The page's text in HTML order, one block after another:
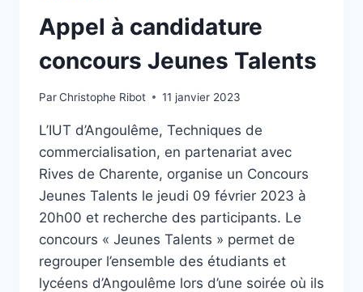
Appel à candidature
concours Jeunes Talents
ParChristophe Ribot 11 janvier 2023
L’IUT d’Angoulême, Techniques de
commercialisation, en partenariat avec
Rives de Charente, organise un Concours
Jeunes Talents le jeudi 09 février 2023 à
20h00 et recherche des participants. Le
concours « Jeunes Talents » permet de
regrouper l’ensemble des étudiants et
lycéens d’Angoulême lors d’une soirée où ils